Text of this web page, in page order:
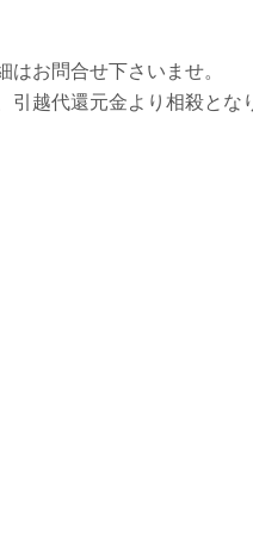
お問合せ下さいませ。
引越代還元金より相殺とな